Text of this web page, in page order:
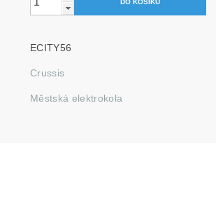
ECITY56
Crussis
Městská elektrokola